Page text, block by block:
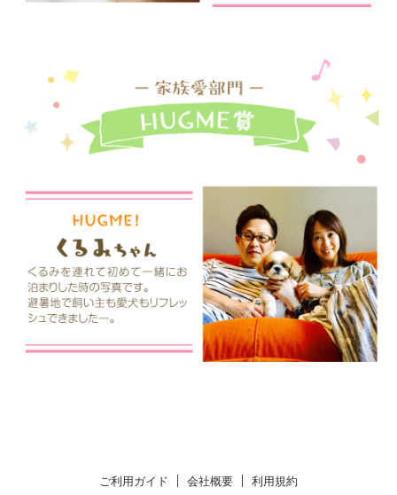
ご利用ガイド 会社概要 利用規約